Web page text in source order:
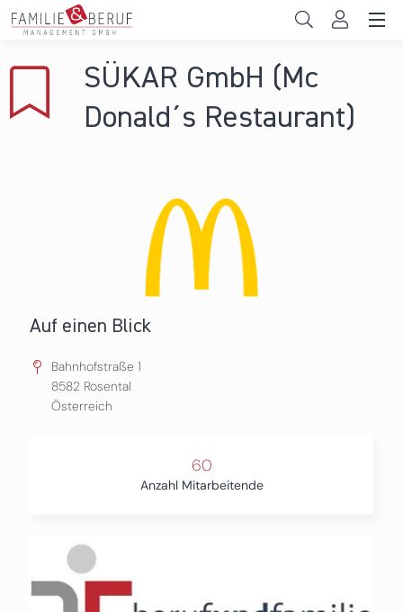
Direkt zum Inhalt
Gemeinden
SÜKAR GmbH (Mc
Donald´s Restaurant)
Auf einen Blick
Bahnhofstraße 1
8582 Rosental
Österreich
60
Anzahl Mitarbeitende